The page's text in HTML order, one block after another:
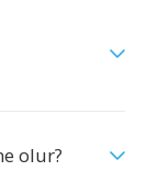
olur?